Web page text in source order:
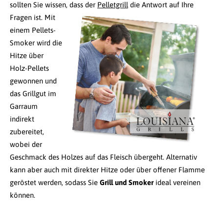
sollten Sie wissen, dass der Pelletgrilldie Antwort auf Ihre
Fragen ist. Mit
einem Pellets-
Smoker wird die
Hitze über
Holz-Pellets
gewonnen und
das Grillgut im
Garraum
indirekt
zubereitet,
wobei der
Geschmack des Holzes auf das Fleisch übergeht. Alternativ
kann aber auch mit direkter Hitze oder über offener Flamme
geröstet werden, sodass Sie Grill und Smokerideal vereinen
können.